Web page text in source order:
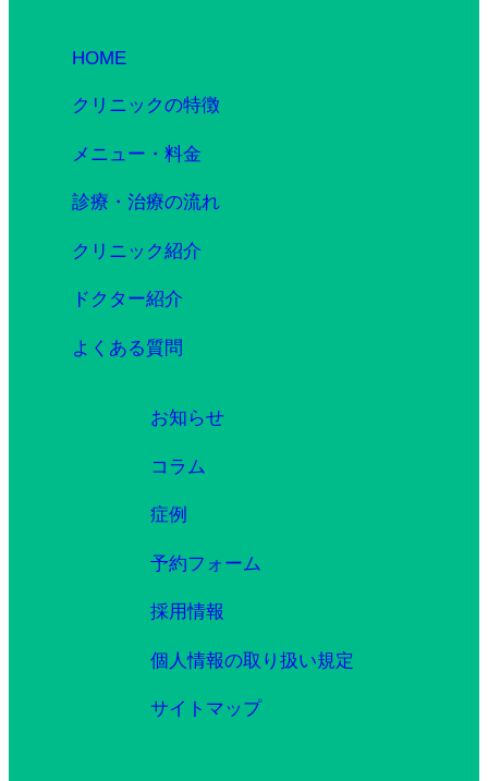
HOME
クリニックの特徴
メニュー・料金
診療・治療の流れ
クリニック紹介
ドクター紹介
よくある質問
お知らせ
コラム
症例
予約フォーム
採用情報
個人情報の取り扱い規定
サイトマップ